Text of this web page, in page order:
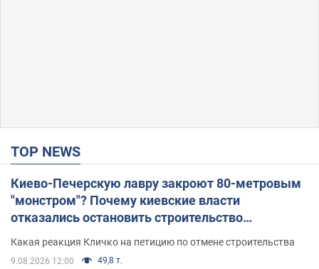
TOP NEWS
Киево-Печерскую лавру закроют 80-метровым
"монстром"? Почему киевские власти
отказались остановить строительство
Какая реакция Кличко на петицию по отмене строительства
9.08.2026 12:00 49,8 т.